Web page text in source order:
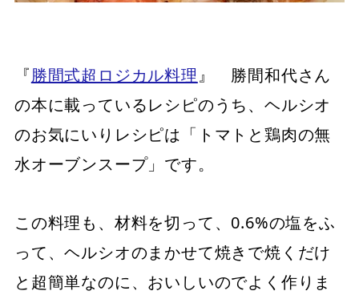
『勝間式超ロジカル料理』 勝間和代さん
の本に載っているレシピのうち、ヘルシオ
のお気にいりレシピは「トマトと鶏肉の無
水オーブンスープ」です。
この料理も、材料を切って、0.6%の塩をふ
って、ヘルシオのまかせて焼きで焼くだけ
と超簡単なのに、おいしいのでよく作りま